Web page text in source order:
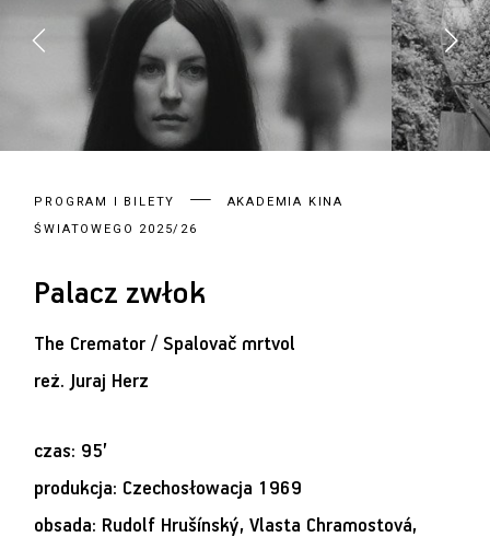
PROGRAM I BILETY
AKADEMIA KINA
ŚWIATOWEGO 2025/26
Palacz zwłok
The Cremator / Spalovač mrtvol
reż.Juraj Herz
czas: 95’
produkcja: Czechosłowacja 1969
obsada: Rudolf Hrušínský, Vlasta Chramostová,